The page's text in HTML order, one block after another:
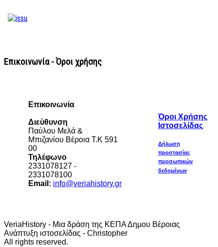
Επικοινωνία - Όροι χρήσης
Επικοινωνία
Διεύθυνση
Παύλου Μελά &
Μπιζανίου Βέροια Τ.Κ 591
00
Τηλέφωνο
2331078127 -
2331078100
Email: info@veriahistory.gr
Όροι Χρήσης
Ιστοσελίδας
Δήλωση
προστασίας
προσωπικών
δεδομένων
VeriaHistory - Μια δράση της ΚΕΠΑ Δημου Βέροιας
Ανάπτυξη ιστοσελίδας - Christopher
All rights reserved.